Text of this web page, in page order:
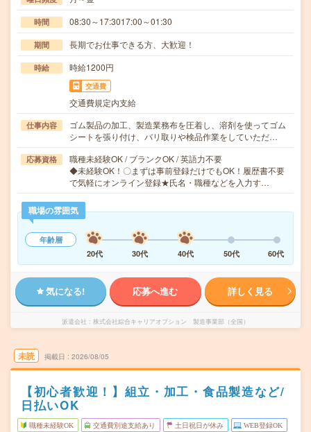
時間 08:30～17:3017:00～01:30
期間 長期でお仕事できる方、大歓迎！
時給 時給1200円
交通費
交通費規定内支給
仕事内容
ゴム製品の加工、製造業務布を圧着し、溶剤を使ってゴム
シートを張り付け、バリ取りや検品作業をしていただ…
応募資格
職種未経験OK / ブランクOK / 英語力不要
◆未経験OK！〇まずは事前登録だけでもOK！履歴書不要
で気軽にオンライン登録★氏名・職種などを入力す…
職場の雰囲気
年齢層
20代
30代 40代 50代 60代
気になる! 応募へ進む 詳しく見る
派遣会社 株式会社綜合キャリアオプション 製造事業部（全国）
未読 掲載日 2026/08/05
【初心者歓迎！】組立・加工・食品製造など/
日払いOK
職種未経験OK 交通費別途支給あり 土日祝日が休み WEB登録OK